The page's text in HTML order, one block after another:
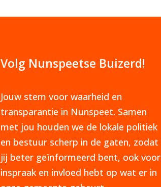
Volg Nunspeetse Buizerd!
Jouw stem voor waarheid en
transparantie in Nunspeet. Samen
met jou houden we de lokale politiek
en bestuur scherp in de gaten, zodat
jij beter geïnformeerd bent, ook voor
inspraak en invloed hebt op wat er in